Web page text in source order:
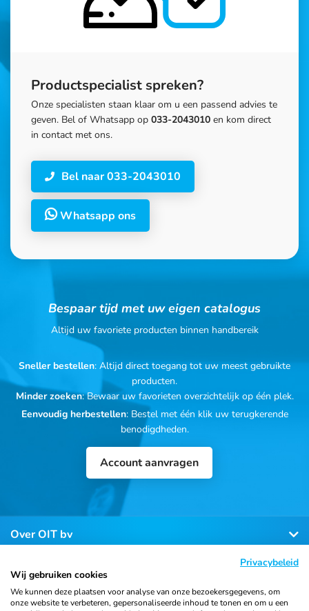
Productspecialist spreken?
Onze specialisten staan klaar om u een passend advies te
geven. Bel of Whatsapp op 033-2043010 en kom direct
in contact met ons.
Bel naar 033-2043010
Whatsapp ons
Bespaar tijd met uw eigen catalogus
Altijd uw favoriete producten binnen handbereik
Sneller bestellen: Altijd direct toegang tot uw meest gebruikte
producten.
Minder zoeken: Bewaar uw favorieten overzichtelijk op één plek.
Eenvoudig herbestellen: Bestel met één klik uw terugkerende
benodigdheden.
Account aanvragen
Over OIT bv
Klantenservice
Privacybeleid
Wij gebruiken cookies
We kunnen deze plaatsen voor analyse van onze bezoekersgegevens, om
onze website te verbeteren, gepersonaliseerde inhoud te tonen en om u een